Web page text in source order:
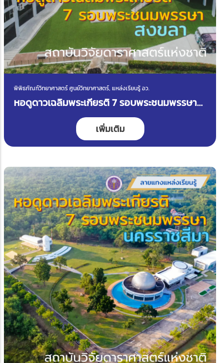
พิพิธภัณฑ์วิทยาศาสตร์ ศูนย์วิทยาศาสตร์, แหล่งเรียนรู้ อว.
หอดูดาวเฉลิมพระเกียรติ 7 รอบพระชนมพรรษา
เพิ่มเติม